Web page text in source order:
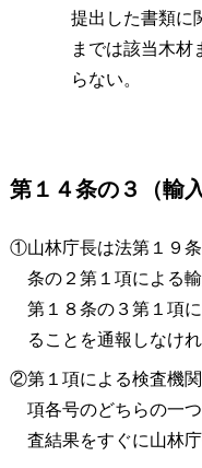
提出した書類に
までは該当木材
らない。
第１４条の３（輸
①山林庁長は法第１９
条の２第１項による
第１８条の３第１項
ることを通報しなけ
②第１項による検査機
項各号のどちらの一
査結果をすぐに山林